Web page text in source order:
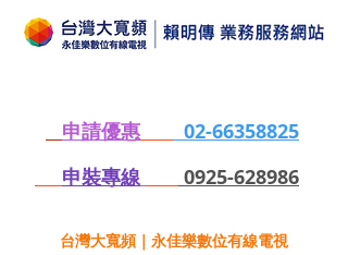
申請優惠
02-66358825
申裝專線
0925-628986
台灣大寬頻｜永佳樂數位有線電視